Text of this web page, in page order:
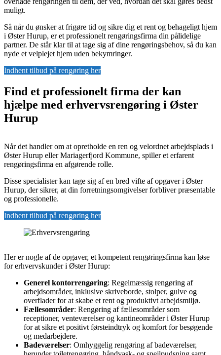
muligt.
Så når du ønsker at frigøre tid og sikre dig et rent og behageligt hjem
i Øster Hurup, er et professionelt rengøringsfirma din pålidelige
partner. De står klar til at tage sig af dine rengøringsbehov, så du kan
nyde et velplejet hjem uden bekymringer.
Indhent tilbud på rengøring her
Find et professionelt firma der kan
hjælpe med erhvervsrengøring i Øster
Hurup
Når det handler om at opretholde en ren og velordnet arbejdsplads i
Øster Hurup eller Mariagerfjord Kommune, spiller et erfarent
rengøringsfirma en afgørende rolle.
Disse specialister kan tage sig af en bred vifte af opgaver i Øster
Hurup, der sikrer, at din forretningsomgivelser forbliver præsentable
og professionelle.
Indhent tilbud på rengøring her
Her er nogle af de opgaver, et kompetent rengøringsfirma kan løse
for erhvervskunder i Øster Hurup:
Generel kontorrengøring: Regelmæssig rengøring af
arbejdsområder, inklusive skriveborde, stolper, gulve og
overflader for at skabe et rent og produktivt arbejdsmiljø.
Fællesområder: Rengøring af fællesområder som
receptioner, venteværelser og kantineområder i Øster Hurup
for at sikre et positivt førsteindtryk og komfort for besøgende
og medarbejdere.
Badeværelser: Omhyggelig rengøring af badeværelser,